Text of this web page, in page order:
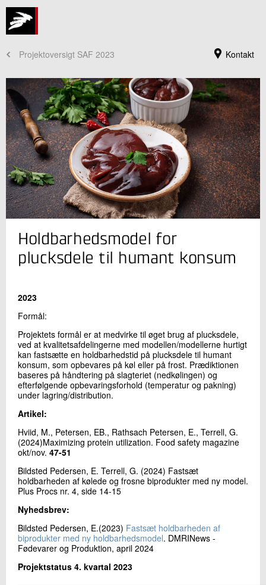
Kontakt
Projektoversigt SAF 2023
Jeg er din kontaktperson
Christian Vestergaard
Faglig leder
Fødevaresikkerhed og Kvalitet
Skriv til mig
Send
Holdbarhedsmodel for
plucksdele til humant konsum
2023
Formål:
Projektets formål er at medvirke til øget brug af plucksdele,
ved at kvalitetsafdelingerne med modellen/modellerne hurtigt
kan fastsætte en holdbarhedstid på plucksdele til humant
konsum, som opbevares på køl eller på frost. Prædiktionen
baseres på håndtering på slagteriet (nedkølingen) og
efterfølgende opbevaringsforhold (temperatur og pakning)
under lagring/distribution.
Artikel:
Hviid, M., Petersen, EB., Rathsach Petersen, E., Terrell, G.
(2024)Maximizing protein utilization. Food safety magazine
okt/nov. 47-51
Bildsted Pedersen, E. Terrell, G. (2024) Fastsæt
holdbarheden af kølede og frosne biprodukter med ny model.
Plus Procs nr. 4, side 14-15
Nyhedsbrev:
Bildsted Pedersen, E.(2023) Fastsæt holdbarheden af
biprodukter med ny holdbarhedsmodel. DMRINews -
Fødevarer og Produktion, april 2024
Projektstatus 4. kvartal 2023